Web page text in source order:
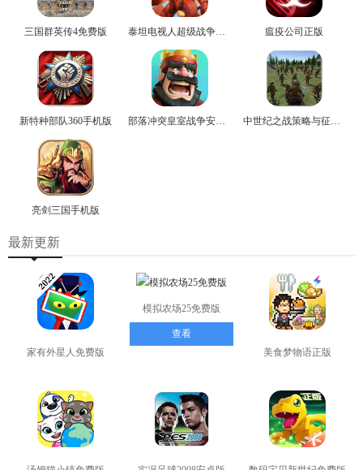
三国群英传4免费版 泰坦电视人超级战争手机版 瘟疫公司正版
新特种部队360手机版 部落冲突皇室战争安卓版 中世纪之战策略与征伐手机版
亮剑三国手机版
最新更新
家有外星人免费版
模拟农场25免费版
查看
美食梦物语正版